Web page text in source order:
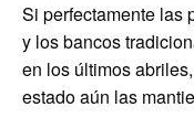
Si perfectamente las
y los bancos
en los últimos
estado aún las